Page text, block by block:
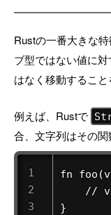
Rustの一番大きな
ブ型ではない値に
はなく移動すること
例えば、Rustで
合、文字列はその関
fn
//
}